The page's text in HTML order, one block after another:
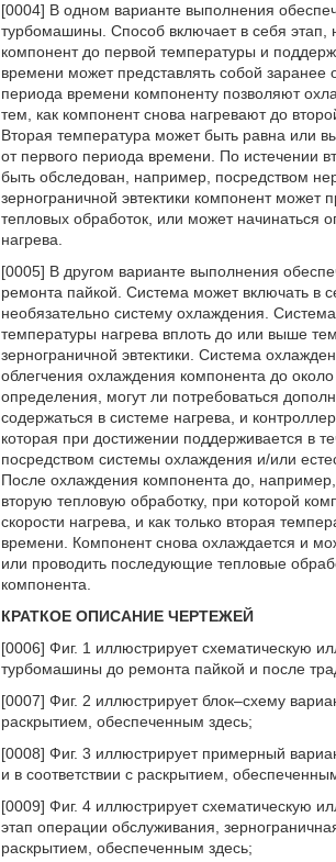
[0004] В одном варианте выполнения
турбомашины. Способ включает в себя этап,
компонент до первой температуры и
времени может представлять собой
периода времени компоненту позволяют
тем, как компонент снова нагревают до
Вторая температура может быть равна или
от первого периода времени. По истечении
быть обследован, например, посредством
зернограничной эвтектики компонент может
тепловых обработок, или может начинаться
нагрева.
[0005] В другом варианте выполнения
ремонта пайкой. Система может включать в
необязательно систему охлаждения.
температуры нагрева вплоть до или выше
зернограничной эвтектики. Система
облегчения охлаждения компонента до
определения, могут ли потребоваться
содержаться в системе нагрева, и
которая при достижении поддерживается в
посредством системы охлаждения и/или
После охлаждения компонента до,
вторую тепловую обработку, при которой
скорости нагрева, и как только вторая
времени. Компонент снова охлаждается и
или проводить последующие тепловые
компонента.
КРАТКОЕ ОПИСАНИЕ ЧЕРТЕЖЕЙ
[0006] Фиг. 1 иллюстрирует схематическую
турбомашины до ремонта пайкой и после
[0007] Фиг. 2 иллюстрирует блок–схему
раскрытием, обеспеченным здесь;
[0008] Фиг. 3 иллюстрирует примерный
и в соответствии с раскрытием,
[0009] Фиг. 4 иллюстрирует схематическую
этап операции обслуживания,
раскрытием, обеспеченным здесь;